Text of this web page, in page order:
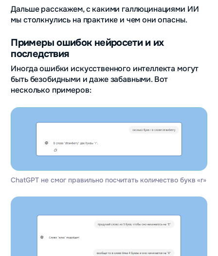
Дальше расскажем, с какими галлюцинациями ИИ
мы столкнулись на практике и чем они опасны.
Примеры ошибок нейросети и их
последствия
Иногда ошибки искусственного интеллекта могут
быть безобидными и даже забавными. Вот
несколько примеров:
ChatGPT не смог правильно посчитать количество букв «r»